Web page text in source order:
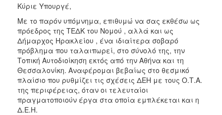
2016
2015
2013
2012
2011
2010
2006
Κύριε Υπουργέ,
Με το παρόν υπόμνημα, επιθυμώ να σας εκθέσω ως
πρόεδρος της ΤΕΔΚ του Νομού , αλλά και ως
Δήμαρχος Ηρακλείου , ένα ιδιαίτερα σοβαρό
πρόβλημα που ταλαιπωρεί, στο σύνολό της, την
Τοπική Αυτοδιοίκηση εκτός από την Αθήνα και τη
Θεσσαλονίκη. Αναφέρομαι βεβαίως στο θεσμικό
πλαίσιο που ρυθμίζει τις σχέσεις ΔΕΗ με τους Ο.Τ.Α.
της περιφέρειας, όταν οι τελευταίοι
πραγματοποιούν έργα στα οποία εμπλέκεται και η
Δ.Ε.Η.